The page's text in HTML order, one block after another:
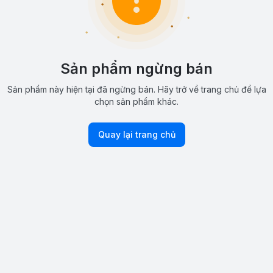
Sản phẩm ngừng bán
Sản phẩm này hiện tại đã ngừng bán. Hãy trở về trang chủ để lựa
chọn sản phẩm khác.
Quay lại trang chủ